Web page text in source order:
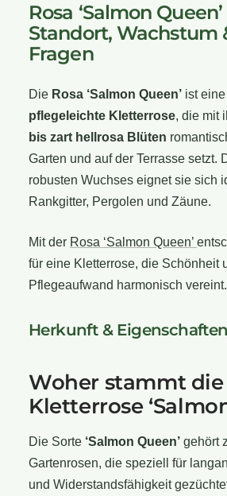
Rosa ‘Salmon
Standort, Wachstum
Fragen
Die Rosa ‘Salmon Queen’ ist
pflegeleichte Kletterrose, die mit
bis zart hellrosa Blüten
Garten und auf der Terrasse setzt.
robusten Wuchses eignet sie sich
Rankgitter, Pergolen und Zäune.
Mit der Rosa ‘Salmon Queen’
für eine Kletterrose, die Schönheit
Pflegeaufwand harmonisch vereint.
Herkunft & Eigenschaften
Woher stammt die
Kletterrose
Die Sorte ‘Salmon Queen’ gehört
Gartenrosen, die speziell für
und Widerstandsfähigkeit